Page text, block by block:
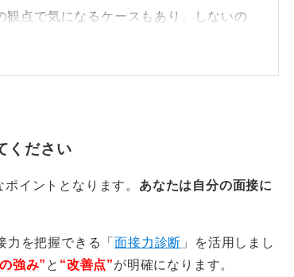
観点で気になるケースもあり、しないの
テープ型とメイク型の2択が実用的で
より少し大きく丸く切り、耳を乾かし
タイプや絆創膏は光・厚みで目立ちや
キッドコンシーラー→フェイスパウダ
ください
イントとなります。 あなたは自分の面接に
力を把握できる「面接力診断 」を活用しまし
強み” と “改善点”が明確になります。